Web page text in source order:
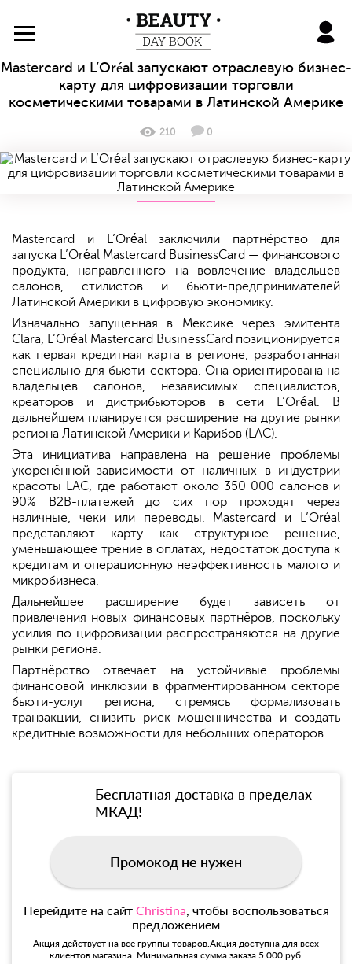
BeautyDayBook
Mastercard и L’Oréal запускают отраслевую бизнес-
карту для цифровизации торговли
косметическими товарами в Латинской Америке
210 0
Mastercard и L’Oréal заключили партнёрство для
запуска L’Oréal Mastercard BusinessCard — финансового
продукта, направленного на вовлечение владельцев
салонов, стилистов и бьюти-предпринимателей
Латинской Америки в цифровую экономику.
Изначально запущенная в Мексике через эмитента
Clara, L’Oréal Mastercard BusinessCard позиционируется
как первая кредитная карта в регионе, разработанная
специально для бьюти-сектора. Она ориентирована на
владельцев салонов, независимых специалистов,
креаторов и дистрибьюторов в сети L’Oréal. В
дальнейшем планируется расширение на другие рынки
региона Латинской Америки и Карибов (LAC).
Эта инициатива направлена на решение проблемы
укоренённой зависимости от наличных в индустрии
красоты LAC, где работают около 350 000 салонов и
90% B2B-платежей до сих пор проходят через
наличные, чеки или переводы. Mastercard и L’Oréal
представляют карту как структурное решение,
уменьшающее трение в оплатах, недостаток доступа к
кредитам и операционную неэффективность малого и
микробизнеса.
Дальнейшее расширение будет зависеть от
привлечения новых финансовых партнёров, поскольку
усилия по цифровизации распространяются на другие
рынки региона.
Партнёрство отвечает на устойчивые проблемы
финансовой инклюзии в фрагментированном секторе
бьюти-услуг региона, стремясь формализовать
транзакции, снизить риск мошенничества и создать
кредитные возможности для небольших операторов.
Бесплатная доставка в пределах
МКАД!
Промокод не нужен
Перейдите на сайт Christina, чтобы воспользоваться
предложением
Акция действует на все группы товаров.Акция доступна для всех
клиентов магазина. Минимальная сумма заказа 5 000 руб.